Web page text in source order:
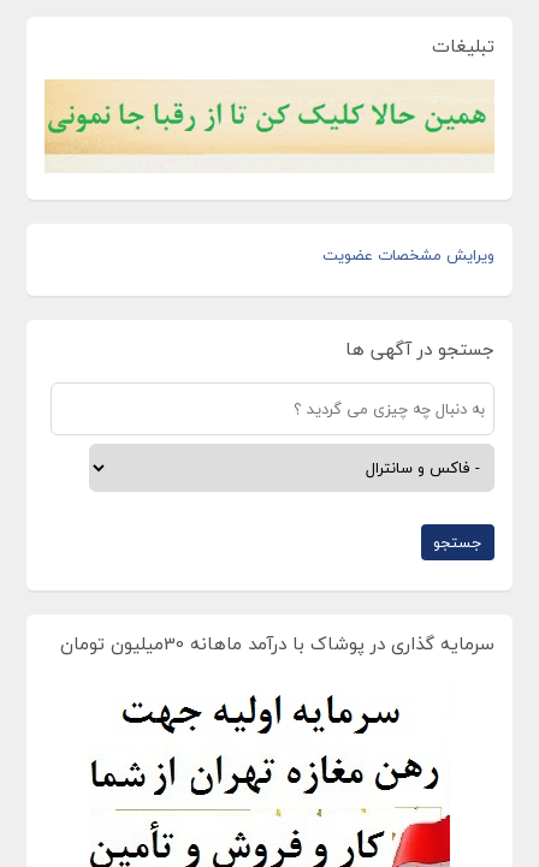
تبلیغات
ویرایش مشخصات عضویت
جستجو در آگهی ها
سرمایه گذاری در پوشاک با درآمد ماهانه 30میلیون تومان